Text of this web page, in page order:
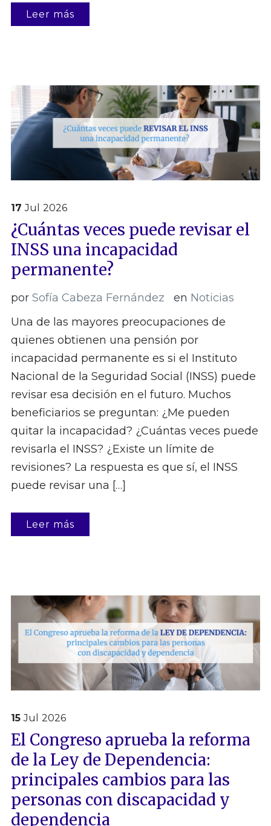
Leer más
17 Jul 2026
¿Cuántas veces puede revisar el
INSS una incapacidad
permanente?
por Sofía Cabeza Fernández en Noticias
Una de las mayores preocupaciones de
quienes obtienen una pensión por
incapacidad permanente es si el Instituto
Nacional de la Seguridad Social (INSS) puede
revisar esa decisión en el futuro. Muchos
beneficiarios se preguntan: ¿Me pueden
quitar la incapacidad? ¿Cuántas veces puede
revisarla el INSS? ¿Existe un límite de
revisiones? La respuesta es que sí, el INSS
puede revisar una […]
Leer más
15 Jul 2026
El Congreso aprueba la reforma
de la Ley de Dependencia:
principales cambios para las
personas con discapacidad y
dependencia